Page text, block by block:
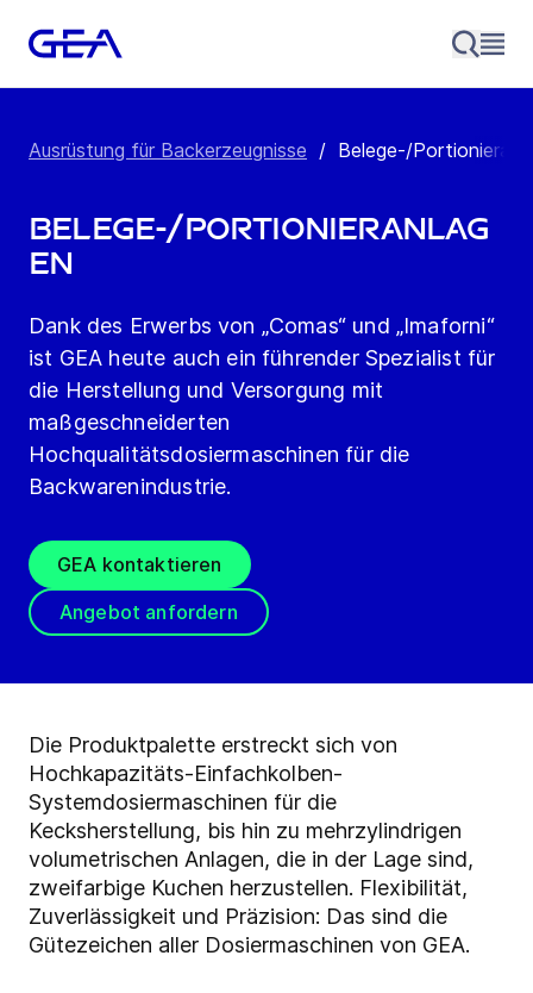
Ausrüstung für Backerzeugnisse / Belege-/
Belege-/Portionieranlag
en
Dank des Erwerbs von „Comas“ und „Imaforni“
ist GEA heute auch ein führender Spezialist für
die Herstellung und Versorgung mit
maßgeschneiderten
Hochqualitätsdosiermaschinen für die
Backwarenindustrie.
GEA kontaktieren
Angebot anfordern
Die Produktpalette erstreckt sich von
Hochkapazitäts-Einfachkolben-
Systemdosiermaschinen für die
Kecksherstellung, bis hin zu mehrzylindrigen
volumetrischen Anlagen, die in der Lage sind,
zweifarbige Kuchen herzustellen. Flexibilität,
Zuverlässigkeit und Präzision: Das sind die
Gütezeichen aller Dosiermaschinen von GEA.